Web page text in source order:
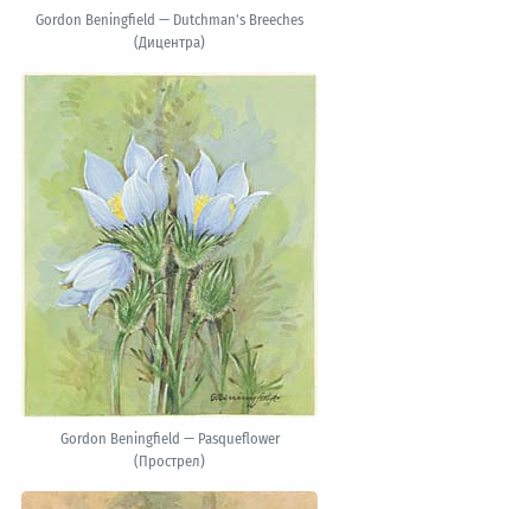
Gordon Beningfield — Dutchman's Breeches
(Дицентра)
Gordon Beningfield — Pasqueflower
(Прострел)